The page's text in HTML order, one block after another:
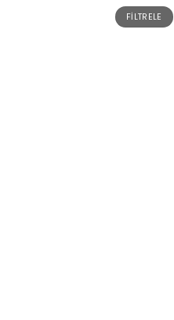
En
düşük
fiyat
En
yüksek
fiyat
FILTRELE